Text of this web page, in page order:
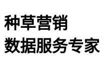
种草营销
数据服务专家